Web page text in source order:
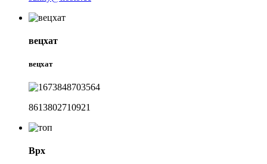
вецхат
вецхат
8613802710921
Врх